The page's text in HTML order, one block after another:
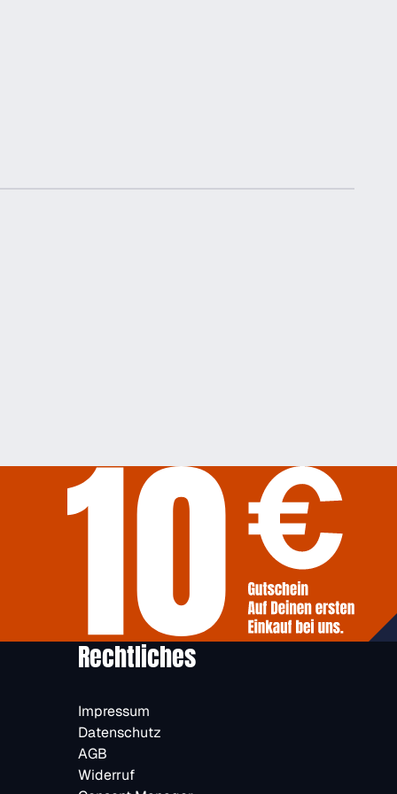
Rechtliches
Impressum
Datenschutz
AGB
Widerruf